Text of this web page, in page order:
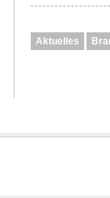
Aktuelles